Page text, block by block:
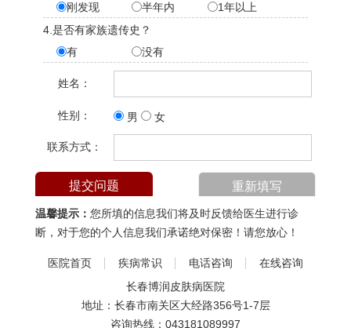
刚发现
半年内
1年以上
4.是否有家族遗传史？
有
没有
姓名：
性别： 男 女
联系方式：
温馨提示： 您所填的信息我们将及时反馈给医生进行诊
断，对于您的个人信息我们承诺绝对保密！请您放心！
医院首页 疾病常识 电话咨询
在线咨询
长春博润皮肤病医院
地址：长春市南关区大经路356号1-7层
咨询热线： 043181089997